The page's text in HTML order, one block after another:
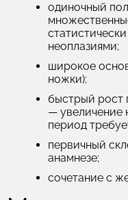
одиночный
неоплазиями;
широкое
ножки);
быстрый рост
— увеличение
период
первичный
анамнезе;
сочетание с